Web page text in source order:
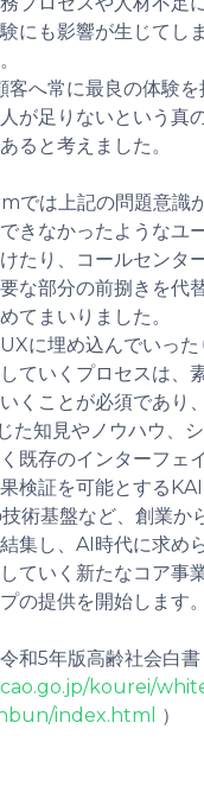
にも影響が生じてし
客へ常に最良の体験を
が足りないという真
ると考えました。
では上記の問題意識
きなかったようなユ
たり、コールセンタ
な部分の前捌きを代
てまいりました。
に埋め込んでいっ
ていくプロセスは、
くことが必須であり
た知見やノウハウ、
既存のインターフェ
検証を可能とする
術基盤など、創業か
集し、AI時代に求め
ていく新たなコア事
の提供を開始します。
和5年版高齢社会白書
kourei/
index.html
）